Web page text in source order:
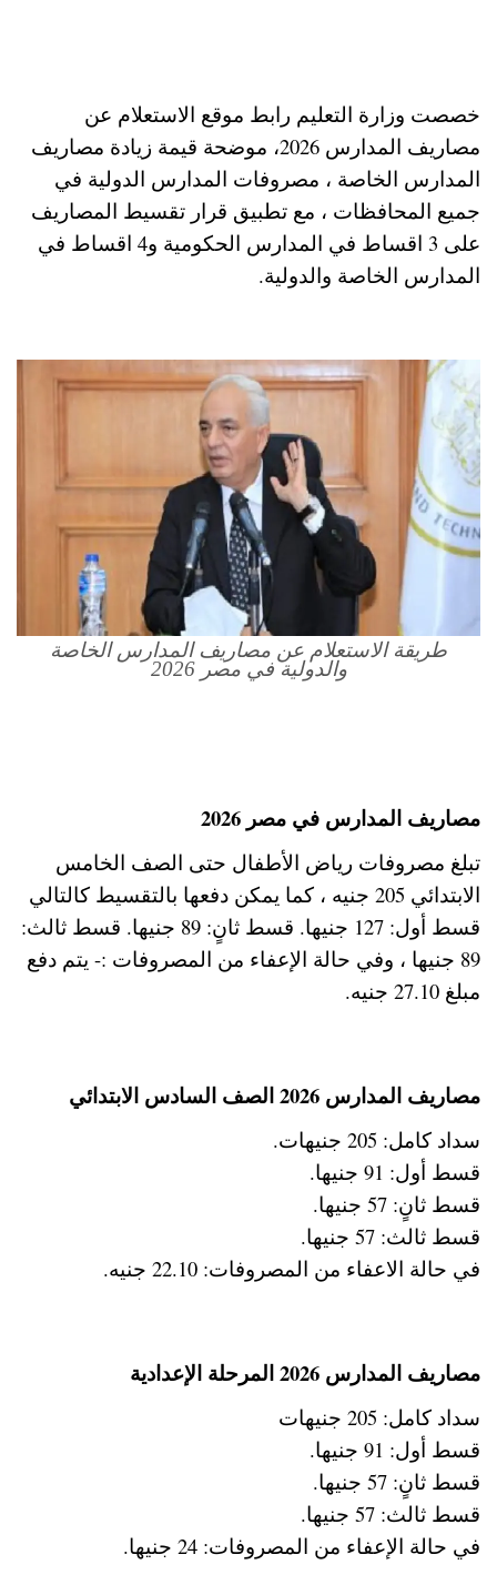
خصصت وزارة التعليم رابط موقع الاستعلام عن
مصاريف المدارس 2026، موضحة قيمة زيادة مصاريف
المدارس الخاصة ، مصروفات المدارس الدولية في
جميع المحافظات ، مع تطبيق قرار تقسيط المصاريف
على 3 اقساط في المدارس الحكومية و4 اقساط في
المدارس الخاصة والدولية.
طريقة الاستعلام عن مصاريف المدارس الخاصة
والدولية في مصر 2026
مصاريف المدارس في مصر 2026
تبلغ مصروفات رياض الأطفال حتى الصف الخامس
الابتدائي 205 جنيه ، كما يمكن دفعها بالتقسيط كالتالي
قسط أول: 127 جنيها. قسط ثانٍ: 89 جنيها. قسط ثالث:
89 جنيها ، وفي حالة الإعفاء من المصروفات :- يتم دفع
مبلغ 27.10 جنيه.
مصاريف المدارس 2026 الصف السادس الابتدائي
سداد كامل: 205 جنيهات.
قسط أول: 91 جنيها.
قسط ثانٍ: 57 جنيها.
قسط ثالث: 57 جنيها.
في حالة الاعفاء من المصروفات: 22.10 جنيه.
مصاريف المدارس 2026 المرحلة الإعدادية
سداد كامل: 205 جنيهات
قسط أول: 91 جنيها.
قسط ثانٍ: 57 جنيها.
قسط ثالث: 57 جنيها.
في حالة الإعفاء من المصروفات: 24 جنيها.